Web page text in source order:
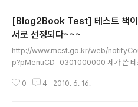
[Blog2Book Test] 테스트 책이
서로 선정되다~~~
http://www.mcst.go.kr/web/
p?pMenuCD=0301000000 제가 쓴 테
ㅎ 덕분에 2쇄 찍습니다. 감사합니다.
0 4 2010. 6. 16.